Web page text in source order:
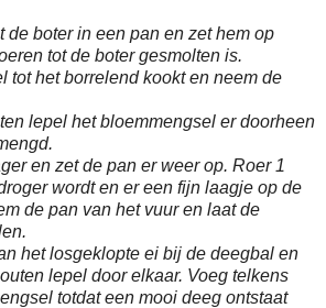
de boter in een pan en zet hem op
tot de boter gesmolten is.
tot het borrelend kookt en neem de
lepel het bloemmengsel er doorheen
en zet de pan er weer op. Roer 1
wordt en er een fijn laagje op de
de pan van het vuur en laat de
het losgeklopte ei bij de deegbal en
lepel door elkaar. Voeg telkens
totdat een mooi deeg ontstaat